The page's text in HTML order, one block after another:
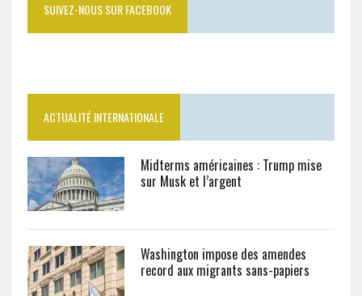
SUIVEZ-NOUS SUR FACEBOOK
ACTUALITÉ INTERNATIONALE
Midterms américaines : Trump mise
sur Musk et l’argent
Washington impose des amendes
record aux migrants sans-papiers